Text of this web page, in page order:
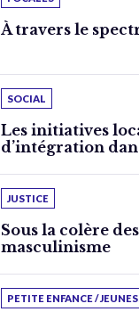
À travers le
SOCIAL
Les initiatives
d’intégration
JUSTICE
Sous la colère
masculinisme
PETITE ENFANCE /